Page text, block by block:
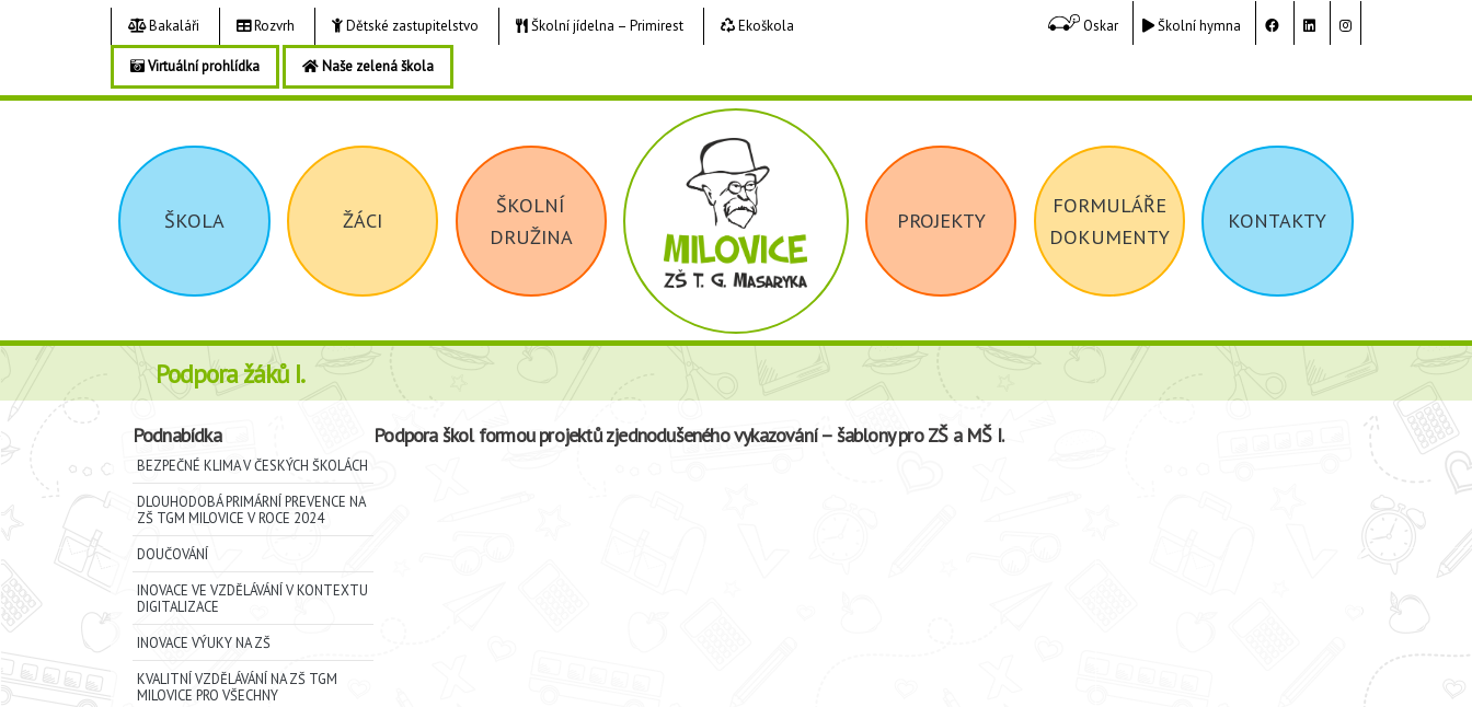
Bakaláři Rozvrh Dětské zastupitelstvo Školní jídelna – Primirest Ekoškola
Virtuální prohlídka Naše zelená škola
Oskar Školní hymna
ŠKOLA ŽÁCI
ŠKOLNÍ
DRUŽINA
PROJEKTY
FORMULÁŘE
DOKUMENTY
KONTAKTY
Podpora žáků I.
Podnabídka
BEZPEČNÉ KLIMA V ČESKÝCH ŠKOLÁCH
DLOUHODOBÁ PRIMÁRNÍ PREVENCE NA
ZŠ TGM MILOVICE V ROCE 2024
DOUČOVÁNÍ
INOVACE VE VZDĚLÁVÁNÍ V KONTEXTU
DIGITALIZACE
INOVACE VÝUKY NA ZŠ
KVALITNÍ VZDĚLÁVÁNÍ NA ZŠ TGM
MILOVICE PRO VŠECHNY
Podpora škol formou projektů zjednodušeného vykazování – šablony pro ZŠ a MŠ I.